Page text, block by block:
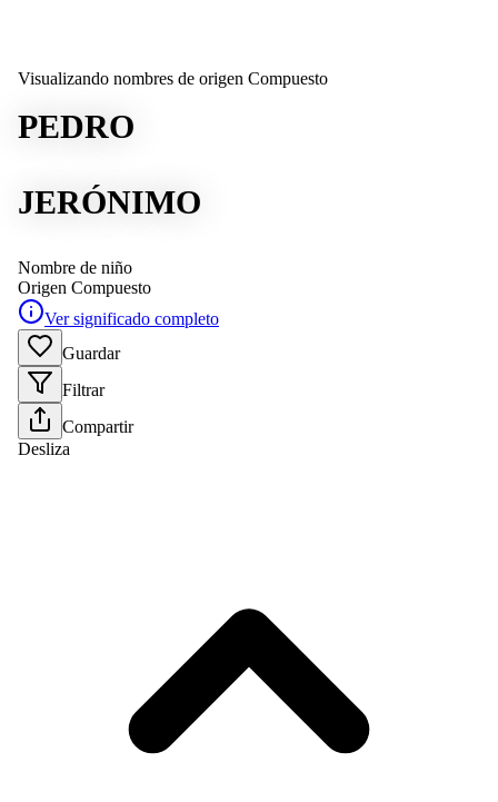
Visualizando nombres de origen Compuesto
PEDRO
JERÓNIMO
Nombre de niño
Origen Compuesto
Ver significado completo
Guardar
Filtrar
Compartir
Desliza